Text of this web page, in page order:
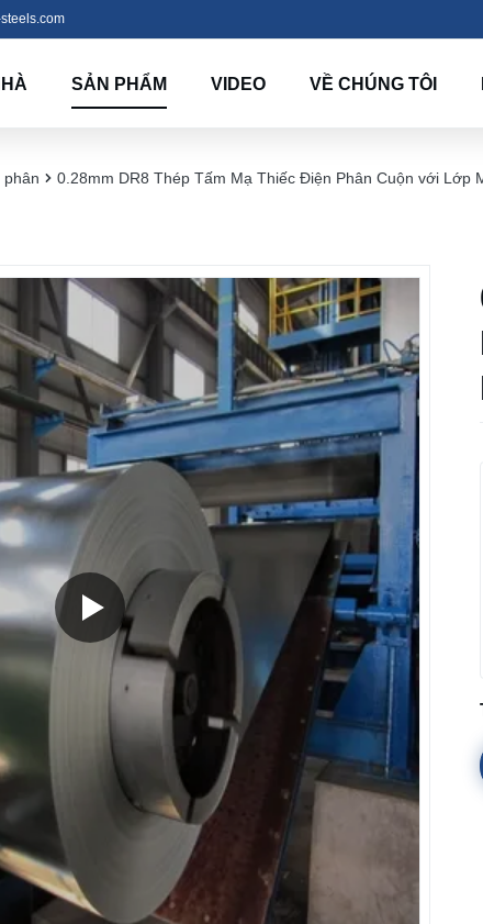
SẢN PHẨM VIDEO VỀ CHÚNG TÔI
phân 0.28mm DR8 Thép Tấm Mạ Thiếc Điện Phân Cuộn với Lớp